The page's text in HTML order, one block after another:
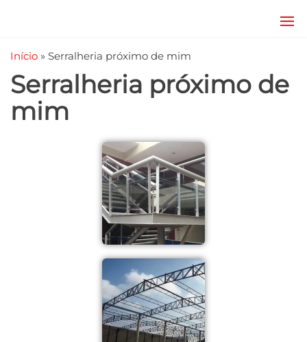
Estruturas
e
Serralheria
coberturas
mezanino
metálico,
telhado
Início » Serralheria próximo de mim
Serralheria próximo de
mim